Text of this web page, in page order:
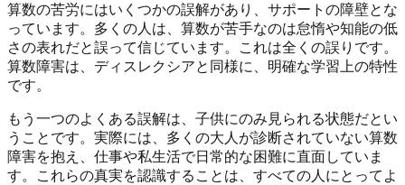
算数の苦労にはいくつかの誤解があり、サポートの障壁とな
っています。多くの人は、算数が苦手なのは怠惰や知能の低
さの表れだと誤って信じています。これは全くの誤りです。
算数障害は、ディスレクシアと同様に、明確な学習上の特性
です。
もう一つのよくある誤解は、子供にのみ見られる状態だとい
うことです。実際には、多くの大人が診断されていない算数
障害を抱え、仕事や私生活で日常的な困難に直面していま
す。これらの真実を認識することは、すべての人にとってよ